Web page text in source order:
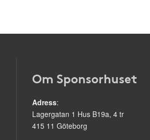
Om Sponsorhuset
Adress:
Lagergatan 1 Hus B19a, 4 tr
415 11 Göteborg